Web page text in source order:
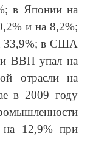
в Японии на
и на 8,2%;
33,9%; в США
ВВП упал на
отрасли на
в 2009 году
12,9% при